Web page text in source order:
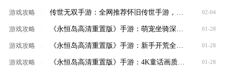
游戏攻略 02-04
游戏攻略 01-28
游戏攻略 ​《永恒岛高清重置版》手游：新手开荒全攻略，从职业选择到资源规划，少走弯路快速成长 01-28
游戏攻略 ​《永恒岛高清重置版》手游：4K童话画质复刻彩虹岛，十六年情怀回归，重温爱丽丝之境冒险 01-28